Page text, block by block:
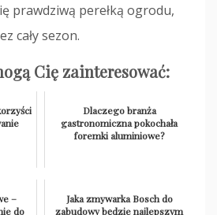
prawdziwą perełką ogrodu,
cały sezon.
Cię zainteresować:
Dlaczego branża
gastronomiczna pokochała
foremki aluminiowe?
–
do
Jaka zmywarka Bosch do
zabudowy będzie najlepszym